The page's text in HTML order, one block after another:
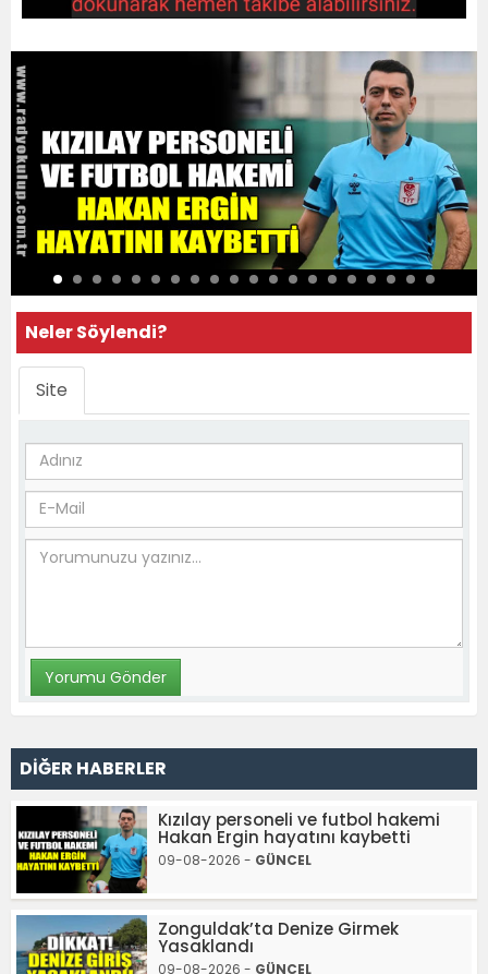
Neler Söylendi?
Site
DİĞER HABERLER
Kızılay personeli ve futbol hakemi
Hakan Ergin hayatını kaybetti
09-08-2026 - GÜNCEL
Zonguldak’ta Denize Girmek
Yasaklandı
09-08-2026 - GÜNCEL